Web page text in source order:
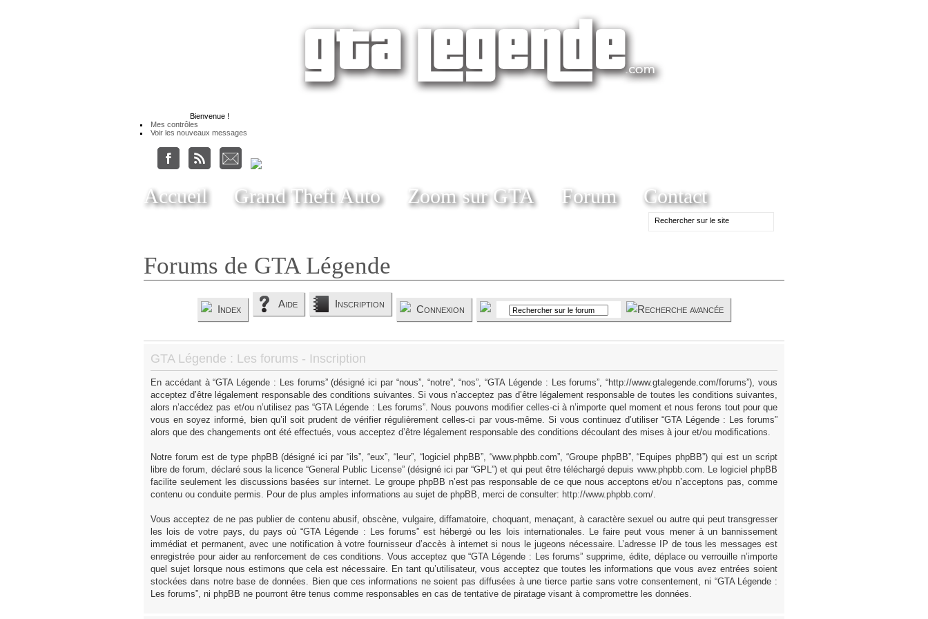
Bienvenue !
Mes contrôles
Voir les nouveaux messages
Accueil Grand Theft Auto Zoom sur GTA Forum Contact
Forums de GTA Légende
Index Aide Inscription Connexion
GTA Légende : Les forums - Inscription
En accédant à “GTA Légende : Les forums” (désigné ici par “nous”, “notre”, “nos”, “GTA Légende : Les forums”, “http://www.gtalegende.com/forums”), vous
acceptez d’être légalement responsable des conditions suivantes. Si vous n’acceptez pas d’être légalement responsable de toutes les conditions suivantes,
alors n’accédez pas et/ou n’utilisez pas “GTA Légende : Les forums”. Nous pouvons modifier celles-ci à n’importe quel moment et nous ferons tout pour que
vous en soyez informé, bien qu’il soit prudent de vérifier régulièrement celles-ci par vous-même. Si vous continuez d’utiliser “GTA Légende : Les forums”
alors que des changements ont été effectués, vous acceptez d’être légalement responsable des conditions découlant des mises à jour et/ou modifications.
Notre forum est de type phpBB (désigné ici par “ils”, “eux”, “leur”, “logiciel phpBB”, “www.phpbb.com”, “Groupe phpBB”, “Equipes phpBB”) qui est un script
libre de forum, déclaré sous la licence “General Public License” (désigné ici par “GPL”) et qui peut être téléchargé depuis www.phpbb.com. Le logiciel phpBB
facilite seulement les discussions basées sur internet. Le groupe phpBB n’est pas responsable de ce que nous acceptons et/ou n’acceptons pas, comme
contenu ou conduite permis. Pour de plus amples informations au sujet de phpBB, merci de consulter: http://www.phpbb.com/.
Vous acceptez de ne pas publier de contenu abusif, obscène, vulgaire, diffamatoire, choquant, menaçant, à caractère sexuel ou autre qui peut transgresser
les lois de votre pays, du pays où “GTA Légende : Les forums” est hébergé ou les lois internationales. Le faire peut vous mener à un bannissement
immédiat et permanent, avec une notification à votre fournisseur d’accès à internet si nous le jugeons nécessaire. L’adresse IP de tous les messages est
enregistrée pour aider au renforcement de ces conditions. Vous acceptez que “GTA Légende : Les forums” supprime, édite, déplace ou verrouille n’importe
quel sujet lorsque nous estimons que cela est nécessaire. En tant qu’utilisateur, vous acceptez que toutes les informations que vous avez entrées soient
stockées dans notre base de données. Bien que ces informations ne soient pas diffusées à une tierce partie sans votre consentement, ni “GTA Légende :
Les forums”, ni phpBB ne pourront être tenus comme responsables en cas de tentative de piratage visant à compromettre les données.